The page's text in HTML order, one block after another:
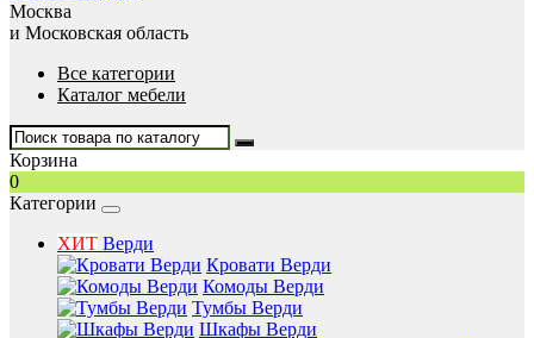
Москва
и Московская область
Все категории
Каталог мебели
Корзина
0
Категории
ХИТ Верди
Кровати Верди
Комоды Верди
Тумбы Верди
Шкафы Верди